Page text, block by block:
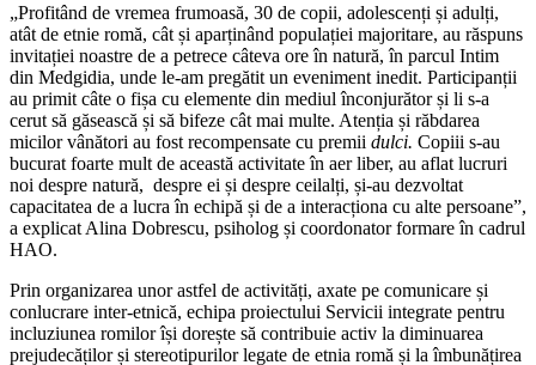
„Profitând de vremea frumoasă, 30 de copii, adolescenți și adulți,
atât de etnie romă, cât și aparținând populației majoritare, au răspuns
invitației noastre de a petrece câteva ore în natură, în parcul Intim
din Medgidia, unde le-am pregătit un eveniment inedit. Participanții
au primit câte o fișa cu elemente din mediul înconjurător și li s-a
cerut să găsească și să bifeze cât mai multe. Atenția și răbdarea
micilor vânători au fost recompensate cu premii dulci. Copiii s-au
bucurat foarte mult de această activitate în aer liber, au aflat lucruri
noi despre natură, despre ei și despre ceilalți, și-au dezvoltat
capacitatea de a lucra în echipă și de a interacționa cu alte persoane”,
a explicat Alina Dobrescu, psiholog și coordonator formare în cadrul
HAO.
Prin organizarea unor astfel de activități, axate pe comunicare și
conlucrare inter-etnică, echipa proiectului Servicii integrate pentru
incluziunea romilor își dorește să contribuie activ la diminuarea
prejudecăților și stereotipurilor legate de etnia romă și la îmbunățirea